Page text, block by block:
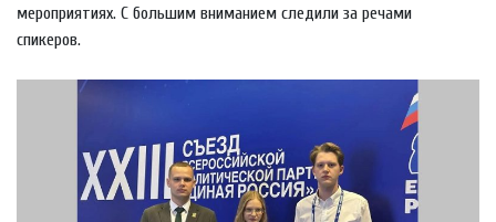
мероприятиях. С большим вниманием следили за речами
спикеров.